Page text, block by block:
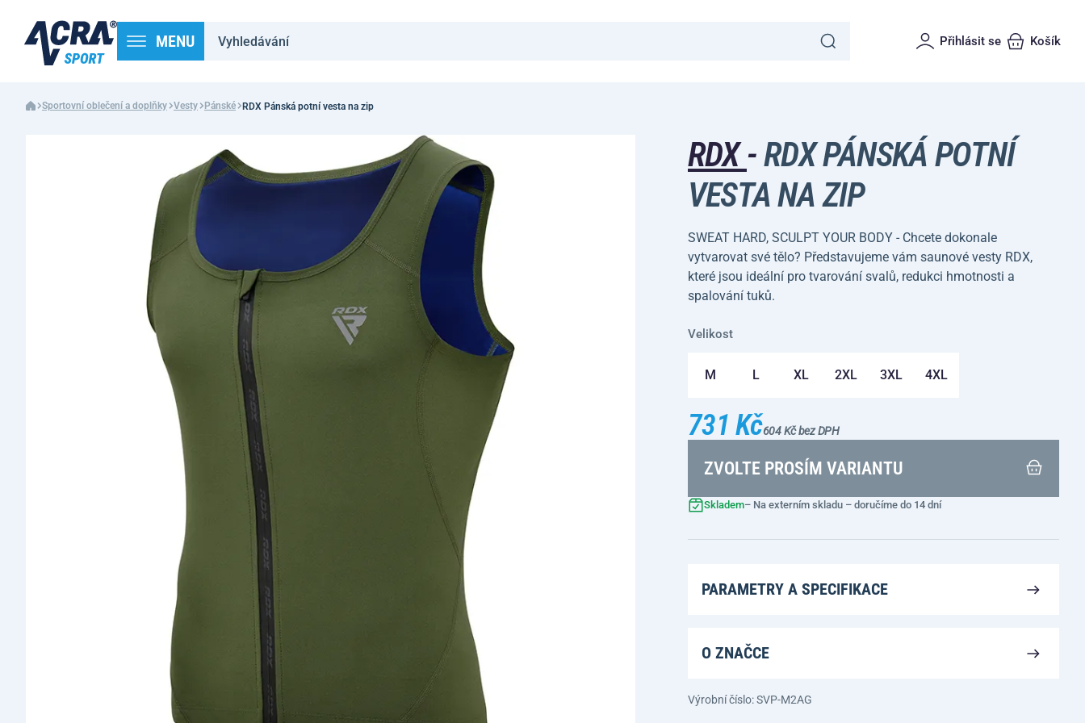
MENU Přihlásit se Košík
Sportovní oblečení a doplňky Vesty Pánské RDX Pánská potní vesta na zip
RDX-RDX PÁNSKÁ POTNÍ
VESTA NA ZIP
SWEAT HARD, SCULPT YOUR BODY - Chcete dokonale
vytvarovat své tělo? Představujeme vám saunové vesty RDX,
které jsou ideální pro tvarování svalů, redukci hmotnosti a
spalování tuků.
Velikost
M L XL 2XL 3XL 4XL
731 Kč604 Kč bez DPH
ZVOLTE PROSÍM VARIANTU
Skladem– Na externím skladu – doručíme do 14 dní
PARAMETRY A SPECIFIKACE
O ZNAČCE
Výrobní číslo: SVP-M2AG